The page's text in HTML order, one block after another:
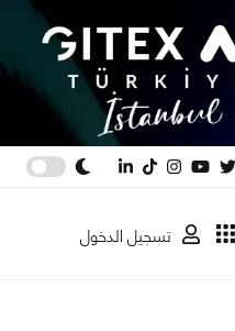
تسجيل الدخول